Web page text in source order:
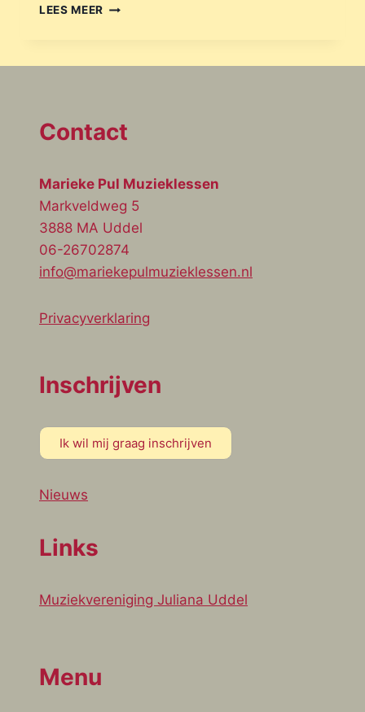
LEES MEER
Contact
Marieke Pul Muzieklessen
Markveldweg 5
3888 MA Uddel
06-26702874
info@mariekepulmuzieklessen.nl
Privacyverklaring
Inschrijven
Ik wil mij graag inschrijven
Nieuws
Links
Muziekvereniging Juliana Uddel
Menu